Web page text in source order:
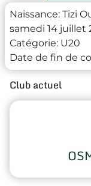
Naissance: Tizi
samedi 14 juillet
Catégorie: U20
Date de fin de
Club actuel